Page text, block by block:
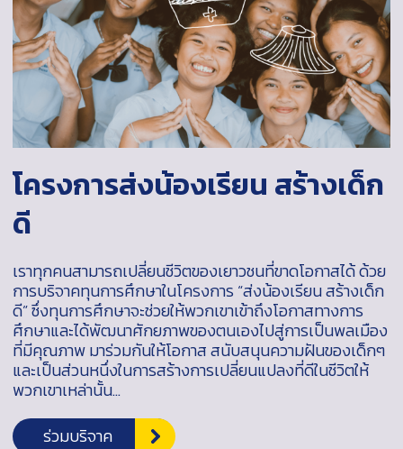
โครงการส่งน้องเรียน สร้างเด็ก
ดี
เราทุกคนสามารถเปลี่ยนชีวิตของเยาวชนที่ขาดโอกาสได้ ด้วย
การบริจาคทุนการศึกษาในโครงการ “ส่งน้องเรียน สร้างเด็ก
ดี” ซึ่งทุนการศึกษาจะช่วยให้พวกเขาเข้าถึงโอกาสทางการ
ศึกษาและได้พัฒนาศักยภาพของตนเองไปสู่การเป็นพลเมือง
ที่มีคุณภาพ มาร่วมกันให้โอกาส สนับสนุนความฝันของเด็กๆ
และเป็นส่วนหนึ่งในการสร้างการเปลี่ยนแปลงที่ดีในชีวิตให้
พวกเขาเหล่านั้น…
ร่วมบริจาค